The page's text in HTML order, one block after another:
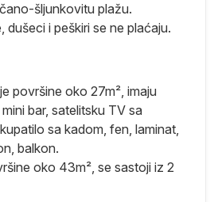
šljunkovitu plažu.
dušeci i peškiri se ne plaćaju.
je površine oko 27m², imaju
bar, satelitsku TV sa
sa kadom, fen, laminat,
balkon.
oko 43m², se sastoji iz 2